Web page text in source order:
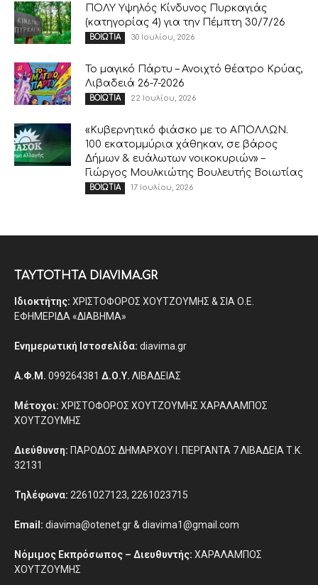
ΠΟΛΥ Υψηλός Κίνδυνος Πυρκαγιάς
(κατηγορίας 4) για την Πέμπτη 30/7/26
ΒΟΙΩΤΙΑ 30 Ιουλίου, 2026
Το μαγικό Πάρτυ – Ανοιχτό θέατρο Κρύας,
Λιβαδειά 26-7-2026
ΒΟΙΩΤΙΑ 22 Ιουλίου, 2026
«Κυβερνητικό φιάσκο με το ΑΠΟΛΛΩΝ.
100 εκατομμύρια χάθηκαν, σε βάρος
Δήμων & ευάλωτων νοικοκυριών» –
Γιώργος Μουλκιώτης Βουλευτής Βοιωτίας
ΒΟΙΩΤΙΑ 17 Ιουλίου, 2026
ΤΑΥΤΟΤΗΤΑ DIAVIMA.GR
Ιδιοκτήτης: ΧΡΙΣΤΟΦΟΡΟΣ ΧΟΥΤΖΟΥΜΗΣ & ΣΙΑ Ο.Ε.
ΕΦΗΜΕΡΙΔΑ «ΔΙΑΒΗΜΑ»
Ενημερωτική Ιστοσελίδα: diavima.gr
Α.Φ.Μ. 099264381 Δ.Ο.Υ. ΛΙΒΑΔΕΙΑΣ
Μέτοχοι: ΧΡΙΣΤΟΦΟΡΟΣ ΧΟΥΤΖΟΥΜΗΣ ΧΑΡΑΛΑΜΠΟΣ
ΧΟΥΤΖΟΥΜΗΣ
Διεύθυνση: ΠΑΡΟΔΟΣ ΔΗΜΑΡΧΟΥ Ι. ΠΕΡΓΑΝΤΑ 7 ΛΙΒΑΔΕΙΑ Τ.Κ.
32131
Τηλέφωνα: 2261027123, 2261023715
Email: diavima@otenet.gr & diavima1@gmail.com
Νόμιμος Εκπρόσωπος – Διευθυντής: ΧΑΡΑΛΑΜΠΟΣ
ΧΟΥΤΖΟΥΜΗΣ